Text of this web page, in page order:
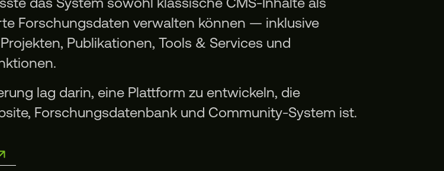
Forschungsdaten verwalten können — inklusive
Publikationen, Tools & Services und
lag darin, eine Plattform zu entwickeln, die
Forschungsdatenbank und Community-System ist.